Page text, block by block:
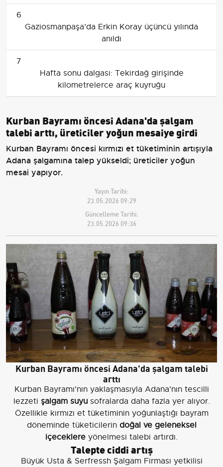
6
Gaziosmanpaşa’da Erkin Koray üçüncü yılında
anıldı
7
Hafta sonu dalgası: Tekirdağ girişinde
kilometrelerce araç kuyruğu
Kurban Bayramı öncesi Adana'da şalgam
talebi arttı, üreticiler yoğun mesaiye girdi
Kurban Bayramı öncesi kırmızı et tüketiminin artışıyla
Adana şalgamına talep yükseldi; üreticiler yoğun
mesai yapıyor.
Yayın Tarihi:
23.05.2026 09:29
Güncelleme Tarihi:
23.05.2026 09:36
Kurban Bayramı öncesi Adana'da şalgam talebi
arttı
Kurban Bayramı'nın yaklaşmasıyla Adana'nın tescilli
lezzeti şalgam suyusofralarda daha fazla yer alıyor.
Özellikle kırmızı et tüketiminin yoğunlaştığı bayram
döneminde tüketicilerin doğal ve geleneksel
içeceklere yönelmesi talebi artırdı.
Talepte ciddi artış
Büyük Usta & Serfressh Şalgam Firması yetkilisi